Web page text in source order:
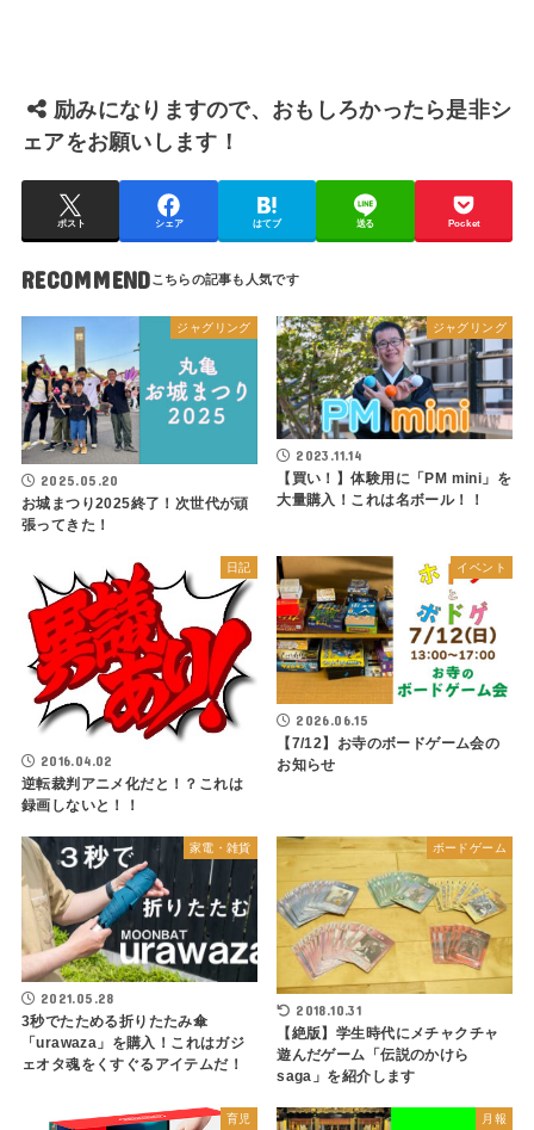
励みになりますので、おもしろかったら是非シ
ェアをお願いします！
ポスト シェア はてブ 送る Pocket
RECOMMEND
ジャグリング
2025.05.20
お城まつり2025終了！次世代が頑
張ってきた！
ジャグリング
2023.11.14
【買い！】体験用に「PM mini」を
大量購入！これは名ボール！！
日記
2016.04.02
逆転裁判アニメ化だと！？これは
録画しないと！！
イベント
2026.06.15
【7/12】お寺のボードゲーム会の
お知らせ
家電・雑貨
2021.05.28
3秒でたためる折りたたみ傘
「urawaza」を購入！これはガジ
ェオタ魂をくすぐるアイテムだ！
ボードゲーム
2018.10.31
【絶版】学生時代にメチャクチャ
遊んだゲーム「伝説のかけら
saga」を紹介します
育児 月報